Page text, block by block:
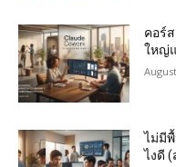
คอร์
ใหญ่
ไม่มีพื้
ไงดี